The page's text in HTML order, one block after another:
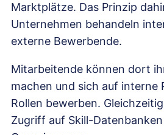
Marktplätze. Das Prinzip
Unternehmen behandeln
externe Bewerbende.
Mitarbeitende können dort
machen und sich auf interne
Rollen bewerben.
Zugriff auf Skill-